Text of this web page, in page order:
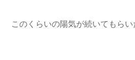
このくらいの陽気が続いてもら